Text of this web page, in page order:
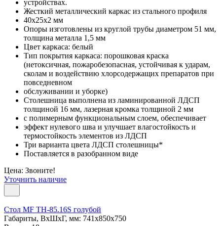
устройствах.
Жесткий металлический каркас из стального профиля
40х25х2 мм
Опоры изготовлены из круглой трубы диаметром 51 мм,
толщина металла 1,5 мм
Цвет каркаса: белый
Тип покрытия каркаса: порошковая краска
(нетоксичная, пожаробезопасная, устойчивая к ударам,
сколам и воздействию хлорсодержащих препаратов при
повседневном
обслуживании и уборке)
Столешница выполнена из ламинированной ЛДСП
толщиной 16 мм, лазерная кромка толщиной 2 мм
с полимерным функциональным слоем, обеспечивает
эффект нулевого шва и улучшает влагостойкость и
термостойкость элементов из ЛДСП
Три варианта цвета ЛДСП столешницы*
Поставляется в разобранном виде
Цена: Звоните!
Уточнить наличие
Стол MF TH-85.16S голубой
Габариты, ВxШxГ, мм: 741x850x750